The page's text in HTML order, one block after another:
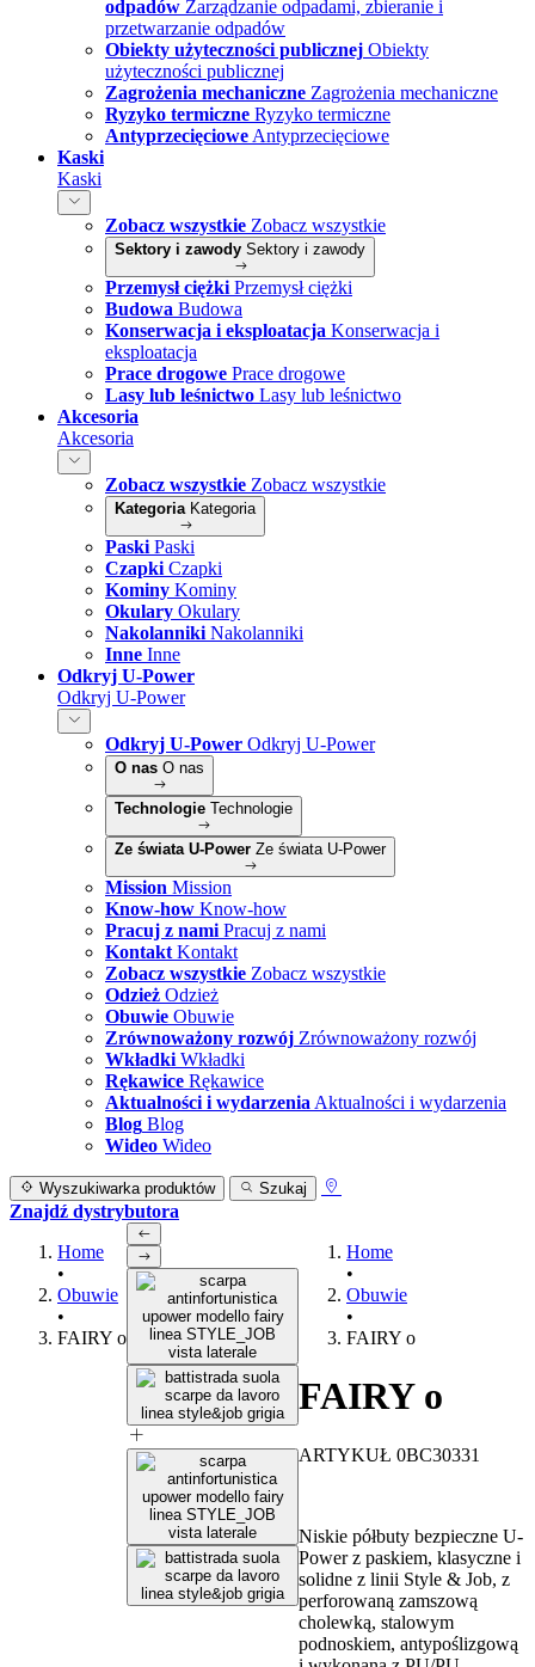
odpadów Zarządzanie odpadami, zbieranie i
przetwarzanie odpadów
Obiekty użyteczności publicznej Obiekty
użyteczności publicznej
Zagrożenia mechaniczne Zagrożenia mechaniczne
Ryzyko termiczne Ryzyko termiczne
Antyprzecięciowe Antyprzecięciowe
Kaski
Kaski
Zobacz wszystkie Zobacz wszystkie
Sektory i zawody Sektory i zawody
Przemysł ciężki Przemysł ciężki
Budowa Budowa
Konserwacja i eksploatacja Konserwacja i
eksploatacja
Prace drogowe Prace drogowe
Lasy lub leśnictwo Lasy lub leśnictwo
Akcesoria
Akcesoria
Zobacz wszystkie Zobacz wszystkie
Kategoria Kategoria
Paski Paski
Czapki Czapki
Kominy Kominy
Okulary Okulary
Nakolanniki Nakolanniki
Inne Inne
Odkryj U-Power
Odkryj U-Power
Odkryj U-Power Odkryj U-Power
O nas O nas
Technologie Technologie
Ze świata U-Power Ze świata U-Power
Mission Mission
Know-how Know-how
Pracuj z nami Pracuj z nami
Kontakt Kontakt
Zobacz wszystkie Zobacz wszystkie
Odzież Odzież
Obuwie Obuwie
Zrównoważony rozwój Zrównoważony rozwój
Wkładki Wkładki
Rękawice Rękawice
Aktualności i wydarzenia Aktualności i wydarzenia
Blog Blog
Wideo Wideo
Wyszukiwarka produktów Szukaj
Znajdź dystrybutora
Home
•
Obuwie
•
FAIRY o
Home
•
Obuwie
•
FAIRY o
FAIRY o
ARTYKUŁ 0BC30331
Niskie półbuty bezpieczne U-
Power z paskiem, klasyczne i
solidne z linii Style & Job, z
perforowaną zamszową
cholewką, stalowym
podnoskiem, antypoślizgową